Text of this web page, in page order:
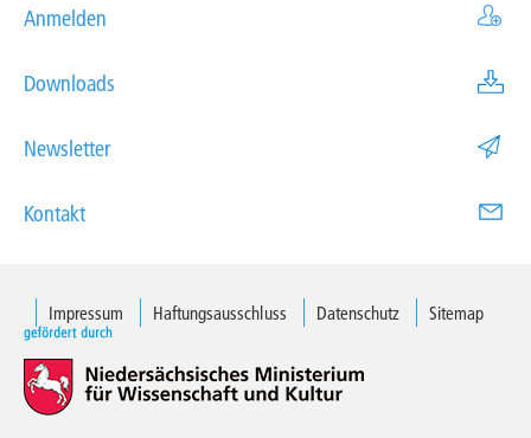
Anmelden
Downloads
Newsletter
Kontakt
Impressum Haftungsausschluss Datenschutz Sitemap